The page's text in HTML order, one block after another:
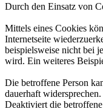
Durch den Einsatz von
Mittels eines Cookies
Internetseite
beispielsweise nicht bei
wird. Ein weiteres
Die betroffene Person
dauerhaft
Deaktiviert die